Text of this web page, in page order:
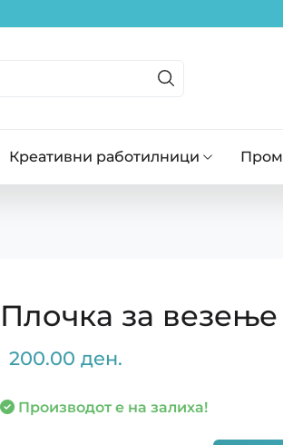
Креативни работилници
Плочка за
200.00 ден.
Производот е на залиха!